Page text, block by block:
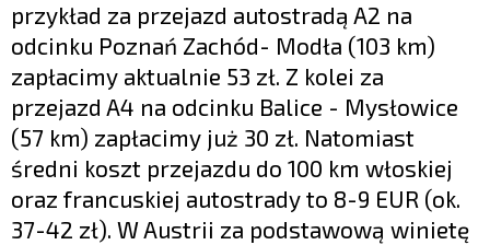
przykład za przejazd autostradą A2 na
odcinku Poznań Zachód- Modła (103 km)
zapłacimy aktualnie 53 zł. Z kolei za
przejazd A4 na odcinku Balice - Mysłowice
(57 km) zapłacimy już 30 zł. Natomiast
średni koszt przejazdu do 100 km włoskiej
oraz francuskiej autostrady to 8-9 EUR (ok.
37-42 zł). W Austrii za podstawową winietę